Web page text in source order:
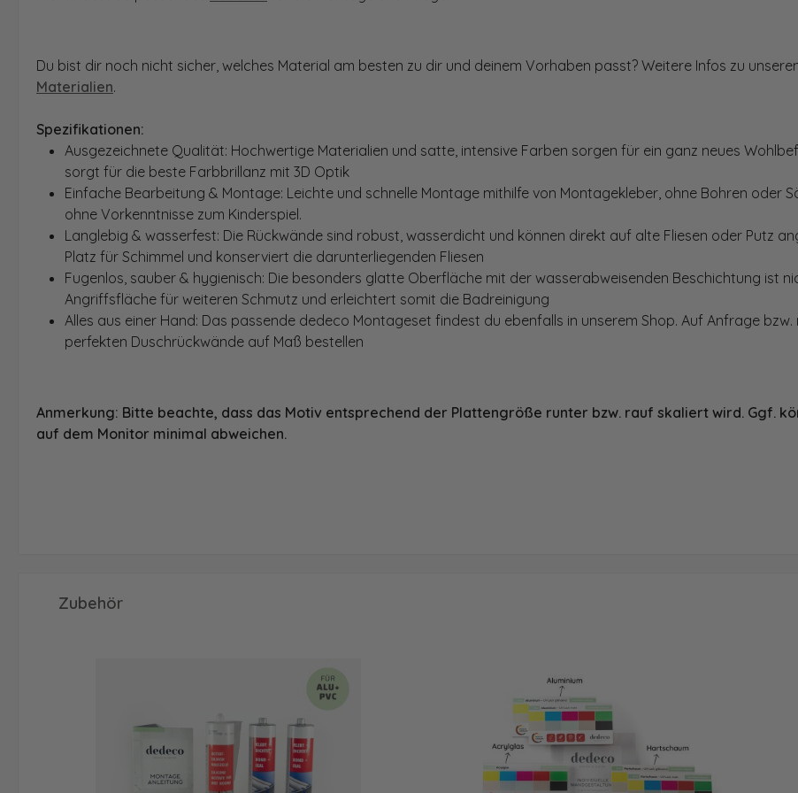
Du bist dir noch nicht sicher, welches Material am besten zu dir und deinem Vorhaben passt? Weitere Infos zu
Materialien.
Spezifikationen:
Ausgezeichnete Qualität: Hochwertige Materialien und satte, intensive Farben sorgen für ein ganz neues
sorgt für die beste Farbbrillanz mit 3D Optik
Einfache Bearbeitung & Montage: Leichte und schnelle Montage mithilfe von Montagekleber, ohne Bohren oder
ohne Vorkenntnisse zum Kinderspiel.
Langlebig & wasserfest: Die Rückwände sind robust, wasserdicht und können direkt auf alte Fliesen oder Putz
Platz für Schimmel und konserviert die darunterliegenden Fliesen
Fugenlos, sauber & hygienisch: Die besonders glatte Oberfläche mit der wasserabweisenden Beschichtung ist
Angriffsfläche für weiteren Schmutz und erleichtert somit die Badreinigung
Alles aus einer Hand: Das passende dedeco Montageset findest du ebenfalls in unserem Shop. Auf Anfrage
perfekten Duschrückwände auf Maß bestellen
Anmerkung: Bitte beachte, dass das Motiv entsprechend der Plattengröße runter bzw. rauf skaliert wird. Ggf.
auf dem Monitor minimal abweichen.
Produktgalerie überspringen
Zubehör